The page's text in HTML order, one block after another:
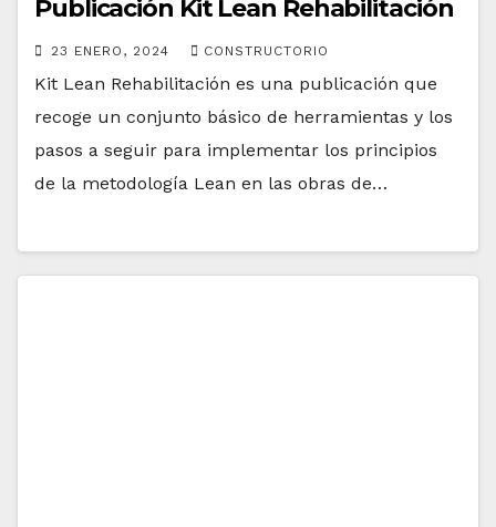
Publicación Kit Lean Rehabilitación
23 ENERO, 2024 CONSTRUCTORIO
Kit Lean Rehabilitación es una publicación que
recoge un conjunto básico de herramientas y los
pasos a seguir para implementar los principios
de la metodología Lean en las obras de…